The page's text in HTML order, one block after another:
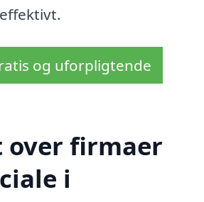
og uforpligtende
over firmaer
i